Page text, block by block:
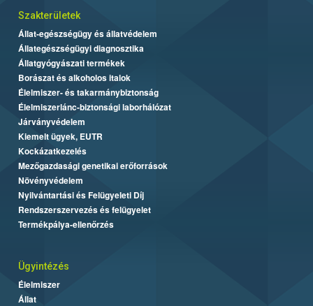
Szakterületek
Állat-egészségügy és állatvédelem
Állategészségügyi diagnosztika
Állatgyógyászati termékek
Borászat és alkoholos italok
Élelmiszer- és takarmánybiztonság
Élelmiszerlánc-biztonsági laborhálózat
Járványvédelem
Kiemelt ügyek, EUTR
Kockázatkezelés
Mezőgazdasági genetikai erőforrások
Növényvédelem
Nyilvántartási és Felügyeleti Díj
Rendszerszervezés és felügyelet
Termékpálya-ellenőrzés
Ügyintézés
Élelmiszer
Állat